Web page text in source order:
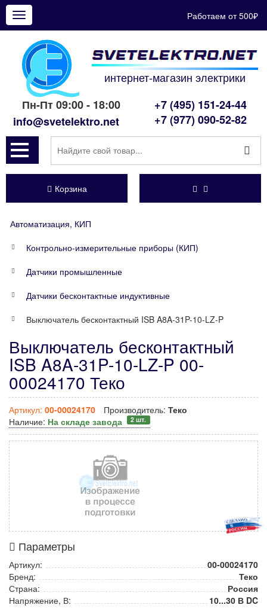
Показать
меню
Работаем от 500₽
интернет-магазин электрики
Пн-Пт 09:00 - 18:00
info@svetelektro.net
+7 (495) 151-24-44
+7 (977) 090-52-82
Корзина
Автоматизация, КИП
Контрольно-измерительные приборы (КИП)
Датчики промышленные
Датчики бесконтактные индуктивные
Выключатель бесконтактный ISB A8A-31P-10-LZ-P
Выключатель бесконтактный
ISB A8A-31P-10-LZ-P 00-
00024170 Теко
Артикул: 00-00024170 Производитель: Теко
Наличие: На складе завода 2 шт.
Параметры
Артикул:
00-00024170
Бренд:
Теко
Страна:
Россия
Напряжение, В:
10...30 В DC